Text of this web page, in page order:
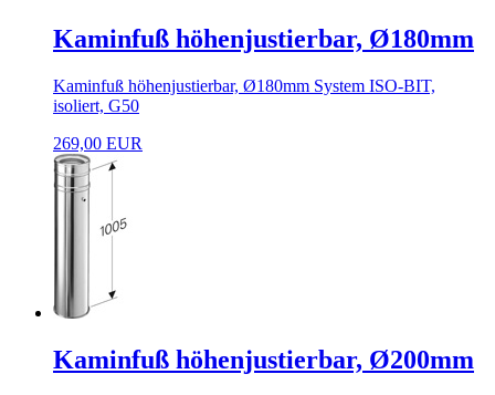
Kaminfuß höhenjustierbar, Ø180mm
Kaminfuß höhenjustierbar, Ø180mm System ISO-BIT,
isoliert, G50
269,00 EUR
Kaminfuß höhenjustierbar, Ø200mm